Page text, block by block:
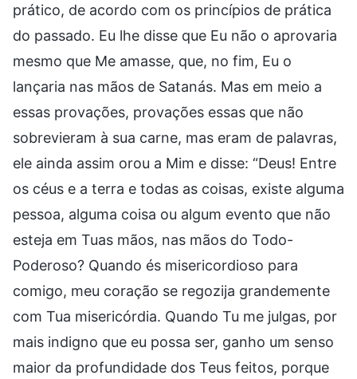
prático, de acordo com os princípios de prática
do passado. Eu lhe disse que Eu não o aprovaria
mesmo que Me amasse, que, no fim, Eu o
lançaria nas mãos de Satanás. Mas em meio a
essas provações, provações essas que não
sobrevieram à sua carne, mas eram de palavras,
ele ainda assim orou a Mim e disse: “Deus! Entre
os céus e a terra e todas as coisas, existe alguma
pessoa, alguma coisa ou algum evento que não
esteja em Tuas mãos, nas mãos do Todo-
Poderoso? Quando és misericordioso para
comigo, meu coração se regozija grandemente
com Tua misericórdia. Quando Tu me julgas, por
mais indigno que eu possa ser, ganho um senso
maior da profundidade dos Teus feitos, porque